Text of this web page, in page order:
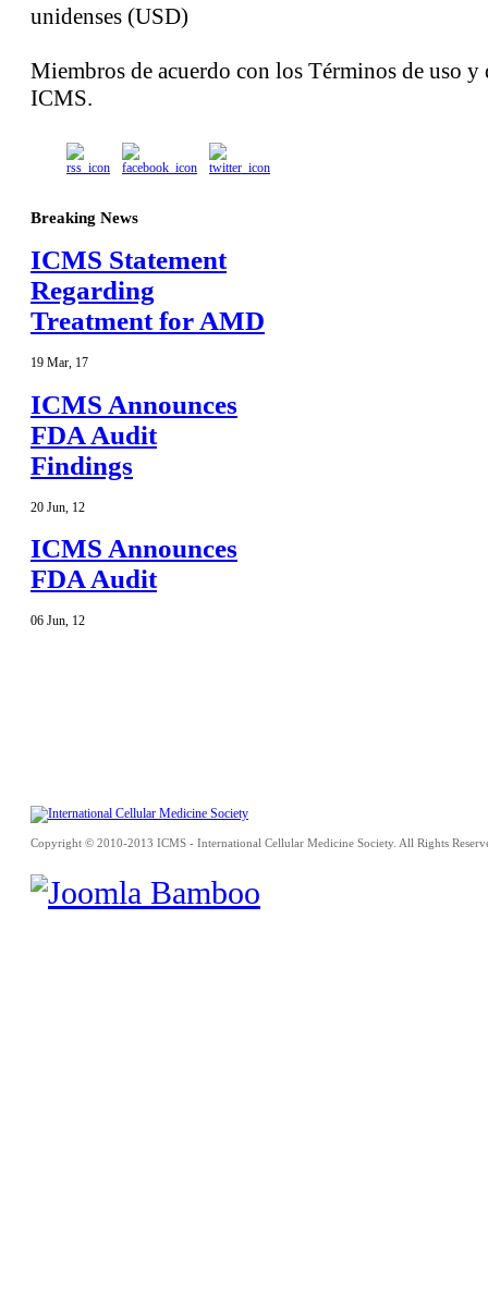
unidenses (USD)
Miembros de acuerdo con los Términos de uso
ICMS.
Breaking News
ICMS Statement
Regarding
Treatment for AMD
19 Mar, 17
ICMS Announces
FDA Audit
Findings
20 Jun 12
ICMS Announces
FDA Audit
06 Jun, 12
Copyright © 2010-2013 ICMS - International Cellular Medicine Society. All Rights